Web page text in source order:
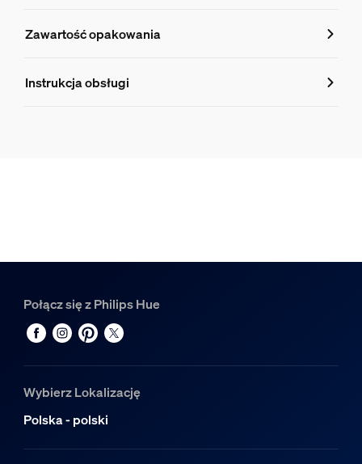
Cechy
8721103099242
Ściemnialna
Stylistyka i wykończenie
Materiał
PC
Trwałość
Zawartość opakowania
Instrukcja obsługi
Połącz się z Philips Hue
Wybierz Lokalizację
Polska - polski